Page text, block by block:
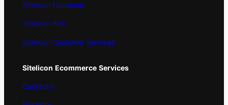
Sitelicon Factucon
Sitelicon Kira
Sitelicon Customer Services
Sitelicon Ecommerce Services
Contacto